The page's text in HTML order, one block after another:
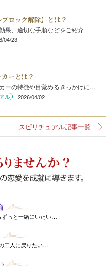
ブロック解除】とは？
果、適切な手順などをご紹介
04/23
ーとは？
ーの特徴や目覚めるきっかけに…
ル 2026/04/02
スピリチュアル記事一覧
ずっと一緒にいたい…
二人に戻りたい…